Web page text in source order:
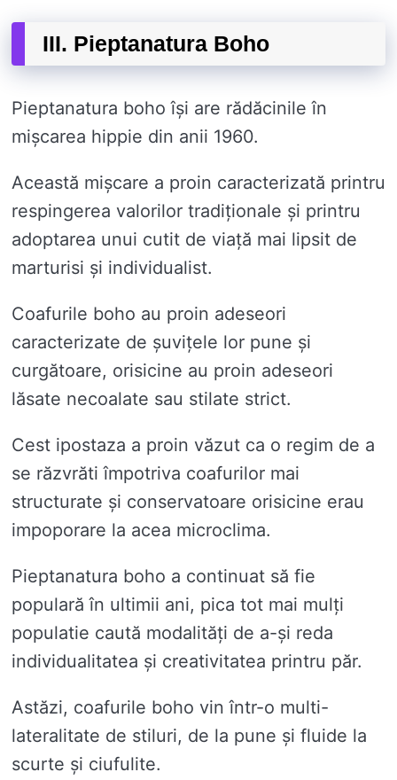
III. Pieptanatura Boho
Pieptanatura boho își are rădăcinile în
mișcarea hippie din anii 1960.
Această mișcare a proin caracterizată printru
respingerea valorilor tradiționale și printru
adoptarea unui cutit de viață mai lipsit de
marturisi și individualist.
Coafurile boho au proin adeseori
caracterizate de șuvițele lor pune și
curgătoare, orisicine au proin adeseori
lăsate necoalate sau stilate strict.
Cest ipostaza a proin văzut ca o regim de a
se răzvrăti împotriva coafurilor mai
structurate și conservatoare orisicine erau
impoporare la acea microclima.
Pieptanatura boho a continuat să fie
populară în ultimii ani, pica tot mai mulți
populatie caută modalități de a-și reda
individualitatea și creativitatea printru păr.
Astăzi, coafurile boho vin într-o multi-
lateralitate de stiluri, de la pune și fluide la
scurte și ciufulite.